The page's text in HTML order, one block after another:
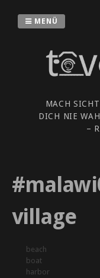
Inhalt
MACH
DICH NIE
–
MENÜ
village
beach
boat
harbor